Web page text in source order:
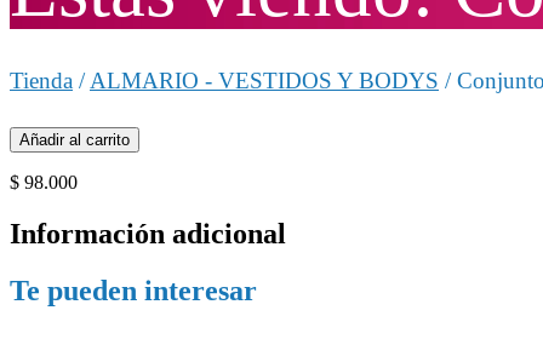
Tienda /ALMARIO - VESTIDOS Y BODYS /
Añadir al carrito
$ 98.000
Información adicional
Te pueden interesar